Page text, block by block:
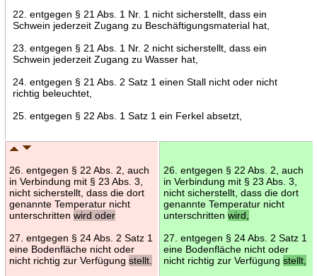
22. entgegen § 21 Abs. 1 Nr. 1 nicht sicherstellt, dass ein
Schwein jederzeit Zugang zu Beschäftigungsmaterial hat,
23. entgegen § 21 Abs. 1 Nr. 2 nicht sicherstellt, dass ein
Schwein jederzeit Zugang zu Wasser hat,
24. entgegen § 21 Abs. 2 Satz 1 einen Stall nicht oder nicht
richtig beleuchtet,
25. entgegen § 22 Abs. 1 Satz 1 ein Ferkel absetzt,
26. entgegen § 22 Abs. 2, auch
in Verbindung mit § 23 Abs. 3,
nicht sicherstellt, dass die dort
genannte Temperatur nicht
unterschritten wird oder
27. entgegen § 24 Abs. 2 Satz 1
eine Bodenfläche nicht oder
nicht richtig zur Verfügung stellt.
26. entgegen § 22 Abs. 2, auch
in Verbindung mit § 23 Abs. 3,
nicht sicherstellt, dass die dort
genannte Temperatur nicht
unterschritten wird,
27. entgegen § 24 Abs. 2 Satz 1
eine Bodenfläche nicht oder
nicht richtig zur Verfügung stellt,